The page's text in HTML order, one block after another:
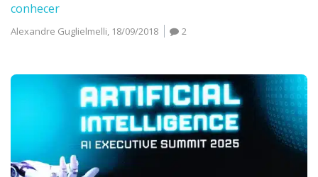
conhecer
Alexandre Guglielmelli, 18/09/2018 2